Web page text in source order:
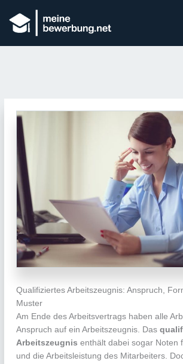
Qualifiziertes Arbeitszeugnis: Anspruch,
Muster
Am Ende des Arbeitsvertrags haben alle
Anspruch auf ein Arbeitszeugnis. Das
Arbeitszeugnis enthält dabei sogar Noten
und die Arbeitsleistung des Mitarbeiters.